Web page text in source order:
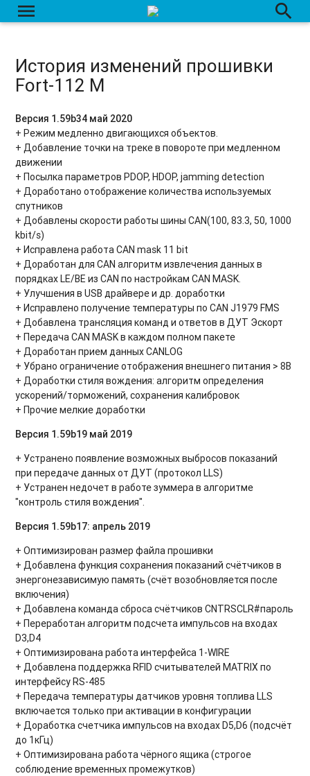
menu search
История изменений прошивки
Fort-112 M
Версия 1.59b34 май 2020
+ Режим медленно двигающихся объектов.
+ Добавление точки на треке в повороте при медленном
движении
+ Посылка параметров PDOP, HDOP, jamming detection
+ Доработано отображение количества используемых
спутников
+ Добавлены скорости работы шины CAN(100, 83.3, 50, 1000
kbit/s)
+ Исправлена работа CAN mask 11 bit
+ Доработан для CAN алгоритм извлечения данных в
порядках LE/BE из CAN по настройкам CAN MASK.
+ Улучшения в USB драйвере и др. доработки
+ Исправлено получение температуры по CAN J1979 FMS
+ Добавлена трансляция команд и ответов в ДУТ Эскорт
+ Передача CAN MASK в каждом полном пакете
+ Доработан прием данных CANLOG
+ Убрано ограничение отображения внешнего питания > 8В
+ Доработки стиля вождения: алгоритм определения
ускорений/торможений, сохранения калибровок
+ Прочие мелкие доработки
Версия 1.59b19 май 2019
+ Устранено появление возможных выбросов показаний
при передаче данных от ДУТ (протокол LLS)
+ Устранен недочет в работе зуммера в алгоритме
"контроль стиля вождения".
Версия 1.59b17: апрель 2019
+ Оптимизирован размер файла прошивки
+ Добавлена функция сохранения показаний счётчиков в
энергонезависимую память (счёт возобновляется после
включения)
+ Добавлена команда сброса счётчиков CNTRSCLR#пароль
+ Переработан алгоритм подсчета импульсов на входах
D3,D4
+ Оптимизирована работа интерфейса 1-WIRE
+ Добавлена поддержка RFID считывателей MATRIX по
интерфейсу RS-485
+ Передача температуры датчиков уровня топлива LLS
включается только при активации в конфигурации
+ Доработка счетчика импульсов на входах D5,D6 (подсчёт
до 1кГц)
+ Оптимизирована работа чёрного ящика (строгое
соблюдение временных промежутков)